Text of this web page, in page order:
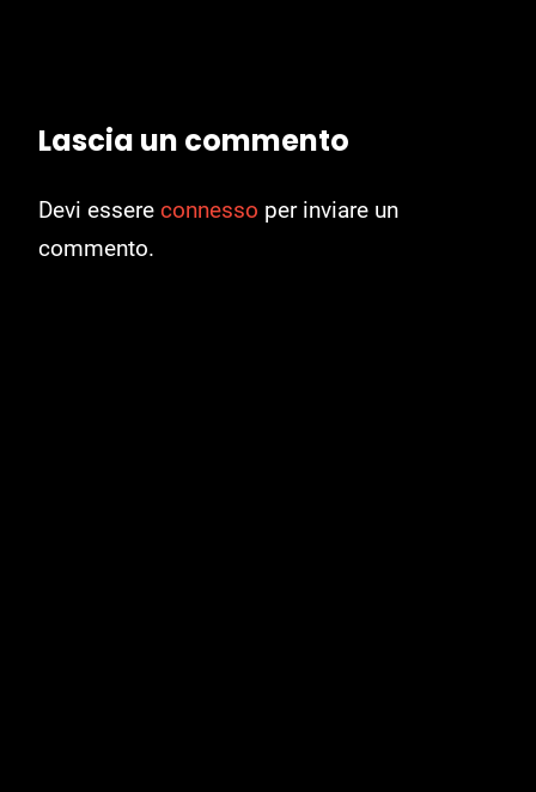
Lascia un commento
Devi essere connesso per inviare un
commento.